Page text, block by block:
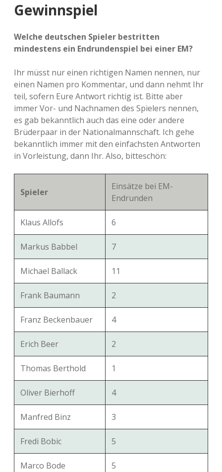
Gewinnspiel
Welche deutschen Spieler bestritten
mindestens ein Endrundenspiel bei einer EM?
Ihr müsst nur einen richtigen Namen nennen, nur
einen Namen pro Kommentar, und dann nehmt Ihr
teil, sofern Eure Antwort richtig ist. Bitte aber
immer Vor- und Nachnamen des Spielers nennen,
es gab bekanntlich auch das eine oder andere
Brüderpaar in der Nationalmannschaft. Ich gehe
bekanntlich immer mit den einfachsten Antworten
in Vorleistung, dann Ihr. Also, bitteschön:
Spieler
Einsätze bei EM-
Endrunden
Klaus Allofs 6
Markus Babbel 7
Michael Ballack 11
Frank Baumann 2
Franz Beckenbauer 4
Erich Beer 2
Thomas Berthold 1
Oliver Bierhoff 4
Manfred Binz 3
Fredi Bobic 5
Marco Bode 5